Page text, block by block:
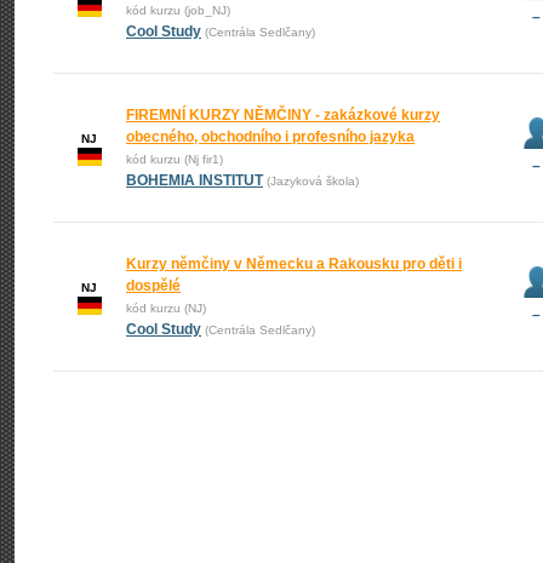
kód kurzu (job_NJ)
Cool Study (Centrála Sedlčany)
–
NJ
FIREMNÍ KURZY NĚMČINY - zakázkové kurzy
obecného, obchodního i profesního jazyka
kód kurzu (Nj fir1)
BOHEMIA INSTITUT (Jazyková škola)
–
NJ
Kurzy němčiny v Německu a Rakousku pro děti i
dospělé
kód kurzu (NJ)
Cool Study (Centrála Sedlčany)
–